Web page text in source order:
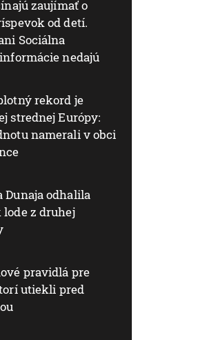
zaujímať o
od detí.
Sociálna
nedajú
rekord je
strednej Európy:
namerali v obci
odhalila
z druhej
pravidlá pre
utiekli pred